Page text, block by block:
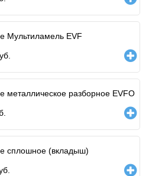
Мультиламель EVF
металлическое разборное EVFO
сплошное (вкладыш)